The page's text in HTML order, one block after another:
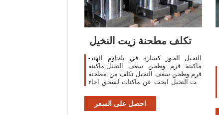
تكلف مطحنة زيت النخيل
النخيل الجوز كسارة في بلجاوم الهند-
ماكينة فرم وطحن سعف النخيل,ماكينة
فرم وطحن سعف النخيل تكلف من مطحنة
زيت النخيل ابحث عن ماكنات لسحق اجاء
النخيل الكسارات للبيع .ماكينة جرش سعف
احصل على السعر